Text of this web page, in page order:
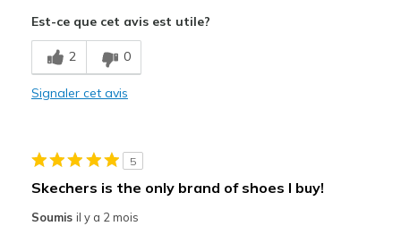
Comfortable
Stylish
Feels true to size
View On Shoes
Est-ce que cet avis est utile?
2 0
Signaler cet avis
5
Skechers is the only brand of shoes I buy!
Soumis il y a 2 mois